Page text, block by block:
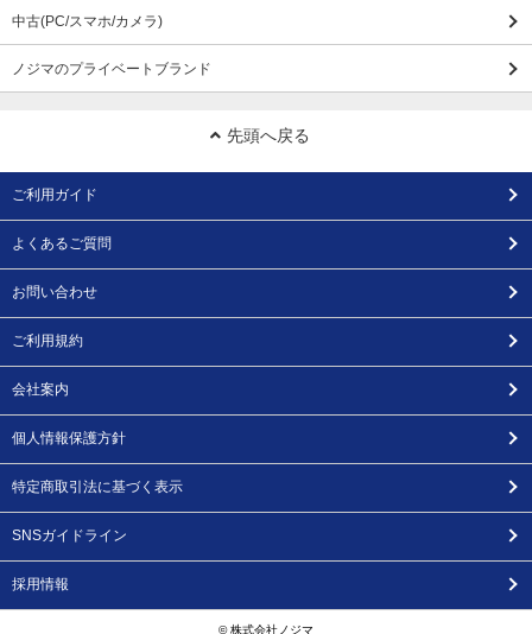
中古(PC/スマホ/カメラ)
ノジマのプライベートブランド
先頭へ戻る
ご利用ガイド
よくあるご質問
お問い合わせ
ご利用規約
会社案内
個人情報保護方針
特定商取引法に基づく表示
SNSガイドライン
採用情報
© 株式会社ノジマ